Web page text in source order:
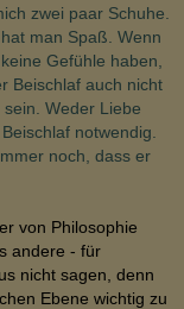
zwei paar Schuhe.
man Spaß. Wenn
Gefühle haben,
Beischlaf auch nicht
Weder Liebe
notwendig.
noch, dass er
von Philosophie
andere - für
nicht sagen, denn
Ebene wichtig zu